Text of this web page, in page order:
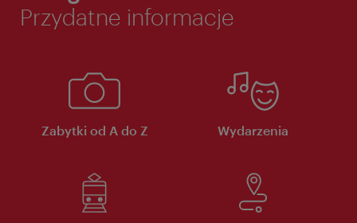
Przydatne informacje
Zabytki od A do Z Wydarzenia